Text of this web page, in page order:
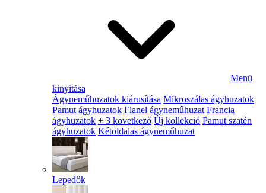
Menü
kinyitása
Ágyneműhuzatok kiárusítása Mikroszálas ágyhuzatok
Pamut ágyhuzatok Flanel ágyneműhuzat Francia
ágyhuzatok + 3 következő Új kollekció Pamut szatén
ágyhuzatok Kétoldalas ágyneműhuzat
Lepedők